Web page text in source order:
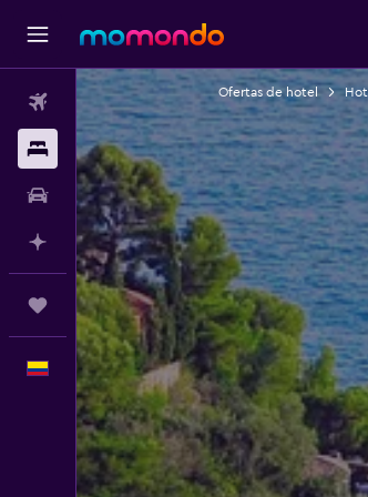
Vuelos
Alojamientos
Carros
Planifica con IA
Trips
Español
Ofertas de hotel